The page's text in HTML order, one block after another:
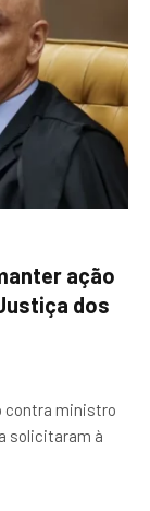
ação
dos
contra ministro
solicitaram à